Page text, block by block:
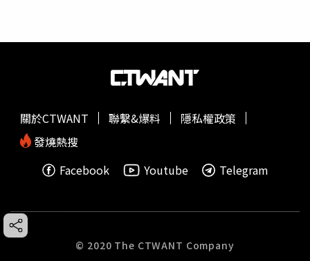
關於CTWANT 聯繫&爆料
隱私權政策
發燒熱搜
Facebook
Youtube Telegram
© 2020 The CTWANT Company